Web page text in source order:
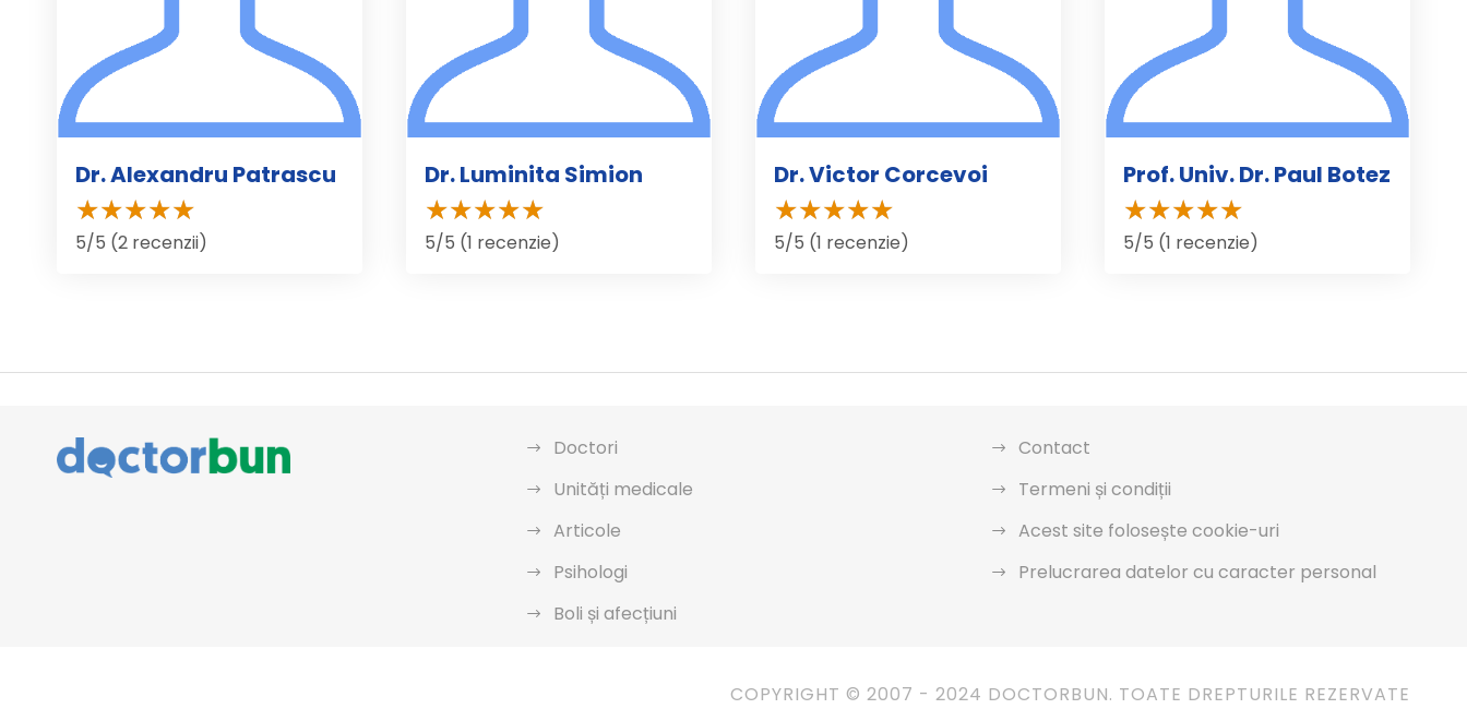
Dr. Alexandru Patrascu
5/5 (2 recenzii)
Dr. Luminita Simion
5/5 (1 recenzie)
Dr. Victor Corcevoi
5/5 (1 recenzie)
Prof. Univ. Dr. Paul Botez
5/5 (1 recenzie)
Doctori
Unități medicale
Articole
Psihologi
Boli și afecțiuni
Contact
Termeni și condiții
Acest site folosește cookie-uri
Prelucrarea datelor cu caracter personal
COPYRIGHT © 2007 - 2024 DOCTORBUN. TOATE DREPTURILE REZERVATE